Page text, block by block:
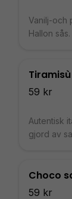
Vanilj-och
Hallon
Tiramisù
59 kr
Autentisk
gjord av
ägg
Choco
59 kr